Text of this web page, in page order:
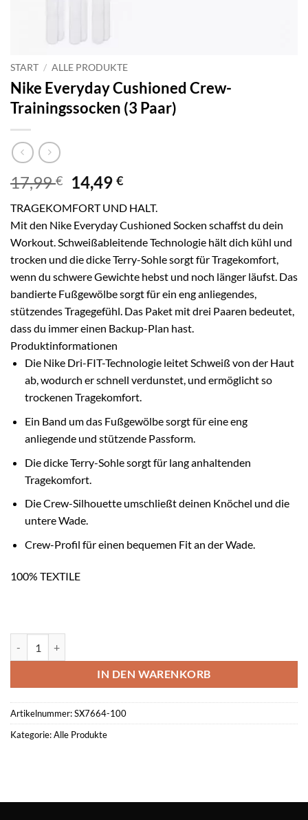
START / ALLE PRODUKTE
Nike Everyday Cushioned Crew-
Trainingssocken (3 Paar)
17,99€
Ursprünglicher
Preis
war:
17,99 €
14,49€Aktueller
ist:
14,49 €.
TRAGEKOMFORT UND HALT.
Mit den Nike Everyday Cushioned Socken schaffst du dein
Workout. Schweißableitende Technologie hält dich kühl und
trocken und die dicke Terry-Sohle sorgt für Tragekomfort,
wenn du schwere Gewichte hebst und noch länger läufst. Das
bandierte Fußgewölbe sorgt für ein eng anliegendes,
stützendes Tragegefühl. Das Paket mit drei Paaren bedeutet,
dass du immer einen Backup-Plan hast.
Produktinformationen
Die Nike Dri-FIT-Technologie leitet Schweiß von der Haut
ab, wodurch er schnell verdunstet, und ermöglicht so
trockenen Tragekomfort.
Ein Band um das Fußgewölbe sorgt für eine eng
anliegende und stützende Passform.
Die dicke Terry-Sohle sorgt für lang anhaltenden
Tragekomfort.
Die Crew-Silhouette umschließt deinen Knöchel und die
untere Wade.
Crew-Profil für einen bequemen Fit an der Wade.
100% TEXTILE
IN DEN WARENKORB
Artikelnummer:SX7664-100
Kategorie:Alle Produkte